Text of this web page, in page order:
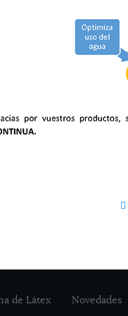
de Látex Novedades